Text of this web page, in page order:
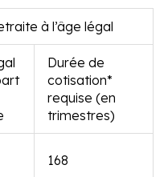
à l’âge légal
Durée de
cotisation*
requise (en
trimestres)
168